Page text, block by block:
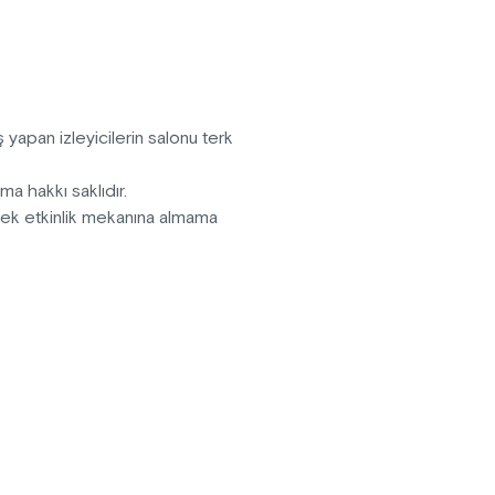
yeter ki duymayı bil.
bil.
oyun, yılın en iddialı oyunları
yapan izleyicilerin salonu terk
hakkı saklıdır.
etkinlik mekanına almama